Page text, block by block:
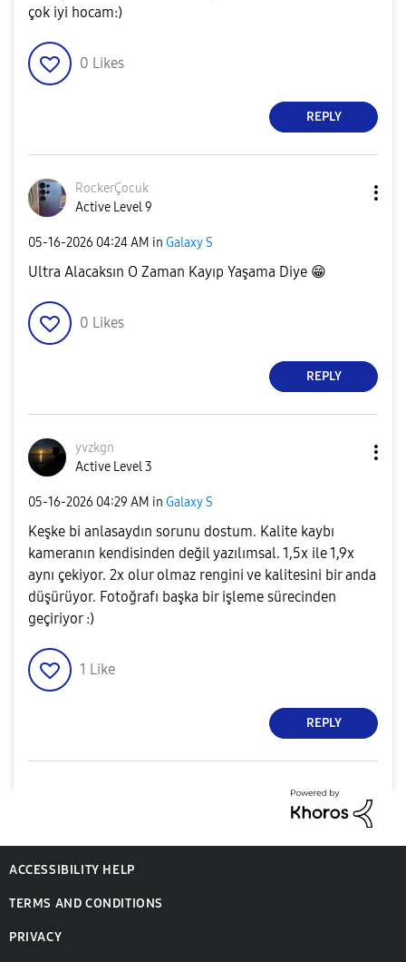
çok iyi hocam:)
0 Likes
REPLY
RockerÇocuk
Active Level 9
‎05-16-2026 04:24 AM in Galaxy S
Ultra Alacaksın O Zaman Kayıp Yaşama Diye 😁
0 Likes
REPLY
yvzkgn
Active Level 3
‎05-16-2026 04:29 AM in Galaxy S
Keşke bi anlasaydın sorunu dostum. Kalite kaybı
kameranın kendisinden değil yazılımsal. 1,5x ile 1,9x
aynı çekiyor. 2x olur olmaz rengini ve kalitesini bir anda
düşürüyor. Fotoğrafı başka bir işleme sürecinden
geçiriyor :)
1 Like
REPLY
ACCESSIBILITY HELP
TERMS AND CONDITIONS
PRIVACY